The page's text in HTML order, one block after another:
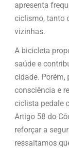
apresenta
ciclismo, tanto
vizinhas.
A bicicleta
saúde e
cidade. Porém,
consciência e
ciclista pedale
Artigo 58 do
reforçar a
ressaltamos